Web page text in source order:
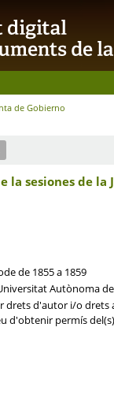
de Gobierno
la sesiones de la
de 1855 a 1859
Autònoma
d'autor i/o drets
d'obtenir permís